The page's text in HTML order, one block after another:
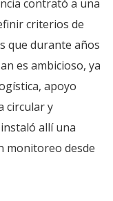
contrató a una
criterios de
que durante años
es ambicioso, ya
apoyo
circular y
allí una
monitoreo desde